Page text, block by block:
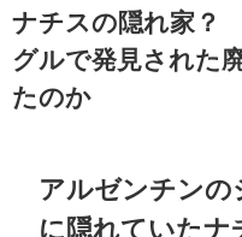
ナチスの隠れ家？
グルで発見された
たのか
アルゼンチンの
に隠れていたナ